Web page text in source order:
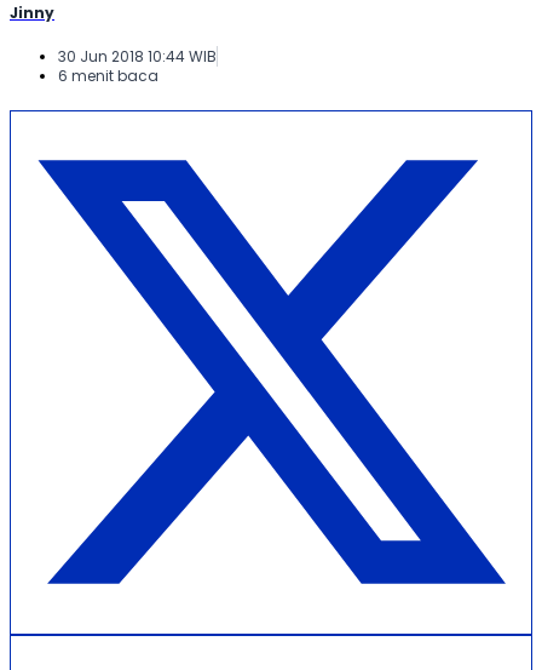
Jinny
30 Jun 2018 10:44 WIB
6 menit baca